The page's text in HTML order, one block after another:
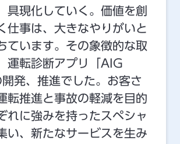
具現化していく。価値を創
仕事は、大きなやりがいと
ています。その象徴的な取
運転診断アプリ「AIG
発、推進でした。お客さ
転推進と事故の軽減を目的
れに強みを持ったスペシャ
い、新たなサービスを生み